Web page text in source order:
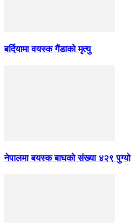
बर्दियामा वयस्क गैंडाको मृत्यु
नेपालमा बयस्क बाघको संख्या ४२९ पुग्यो